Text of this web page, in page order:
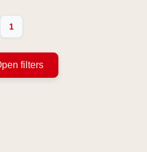
1
filters